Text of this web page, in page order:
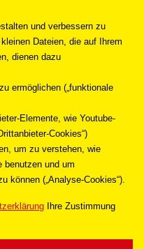
e.V. –
und verbessern zu
Dateien, die auf Ihrem
dienen dazu
ermöglichen („funktionale
Elemente, wie Youtube-
Cookies“)
um zu verstehen, wie
benutzen und um
können („Analyse-Cookies“).
Ihre Zustimmung